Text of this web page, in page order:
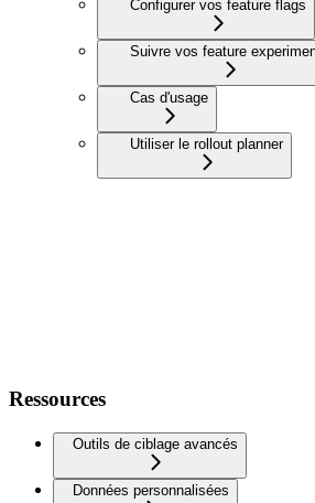
Configurer vos feature flags
Suivre vos feature
Cas d'usage
Utiliser le rollout planner
Ressources
Outils de ciblage avancés
Données personnalisées